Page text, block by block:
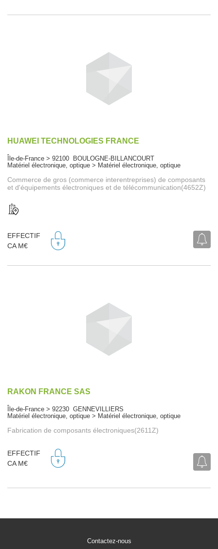
HUAWEI TECHNOLOGIES FRANCE
Île-de-France > 92100 BOULOGNE-BILLANCOURT
Matériel électronique, optique > Matériel électronique, optique
Commerce de gros (commerce interentreprises) de composants
et d'équipements électroniques et de télécommunication(4652Z)
EFFECTIF
CA M€
RAKON FRANCE SAS
Île-de-France > 92230 GENNEVILLIERS
Matériel électronique, optique > Matériel électronique, optique
Fabrication de composants électroniques(2611Z)
EFFECTIF
CA M€
Contactez-nous